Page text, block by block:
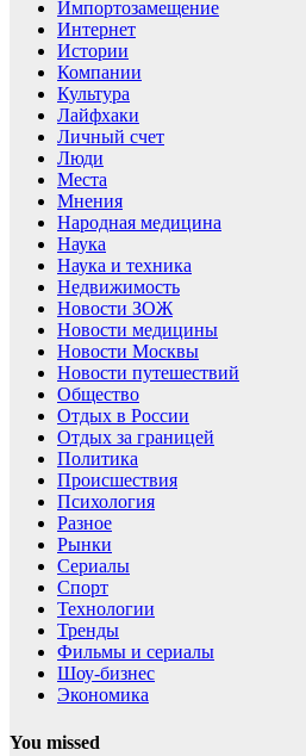
Импортозамещение
Интернет
Истории
Компании
Культура
Лайфхаки
Личный счет
Люди
Места
Мнения
Народная медицина
Наука
Наука и техника
Недвижимость
Новости ЗОЖ
Новости медицины
Новости Москвы
Новости путешествий
Общество
Отдых в России
Отдых за границей
Политика
Происшествия
Психология
Разное
Рынки
Сериалы
Спорт
Технологии
Тренды
Фильмы и сериалы
Шоу-бизнес
Экономика
You missed